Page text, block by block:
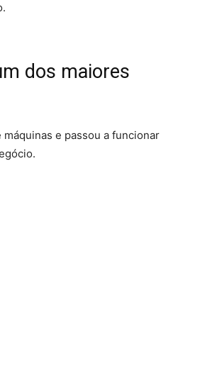
dos maiores
e passou a funcionar